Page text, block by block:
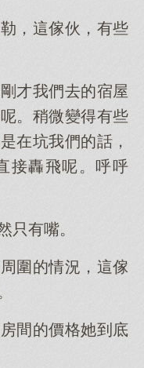
，這傢伙，有些
才我們去的宿屋
。稍微變得有些
在坑我們的話，
接轟飛呢。呼呼
只有嘴。
圍的情況，這傢
間的價格她到底